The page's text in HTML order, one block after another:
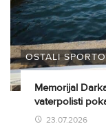
OSTALI
Memorijal
vaterpolisti
23.07.2026